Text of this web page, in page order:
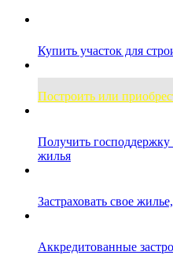
Купить участок для
Построить или
Получить господдержку
жилья
Застраховать свое
Аккредитованные